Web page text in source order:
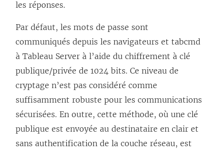
les réponses.
Par défaut, les mots de passe sont
communiqués depuis les navigateurs et tabcmd
à Tableau Server à l’aide du chiffrement à clé
publique/privée de 1024 bits. Ce niveau de
cryptage n’est pas considéré comme
suffisamment robuste pour les communications
sécurisées. En outre, cette méthode, où une clé
publique est envoyée au destinataire en clair et
sans authentification de la couche réseau, est